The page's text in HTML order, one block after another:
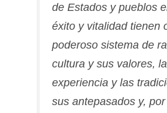
de Estados y pueblos
éxito y vitalidad tienen
poderoso sistema de
cultura y sus valores, la
experiencia y las
sus antepasados y,